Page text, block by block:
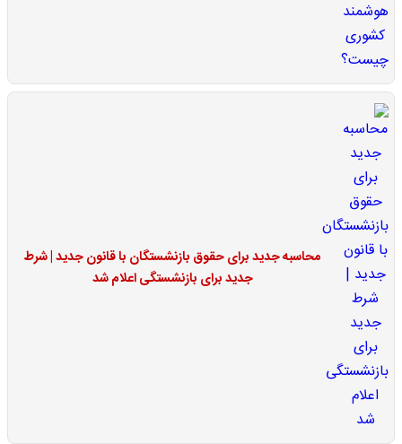
محاسبه جدید برای حقوق بازنشستگان با قانون جدید | شرط
جدید برای بازنشستگی اعلام شد